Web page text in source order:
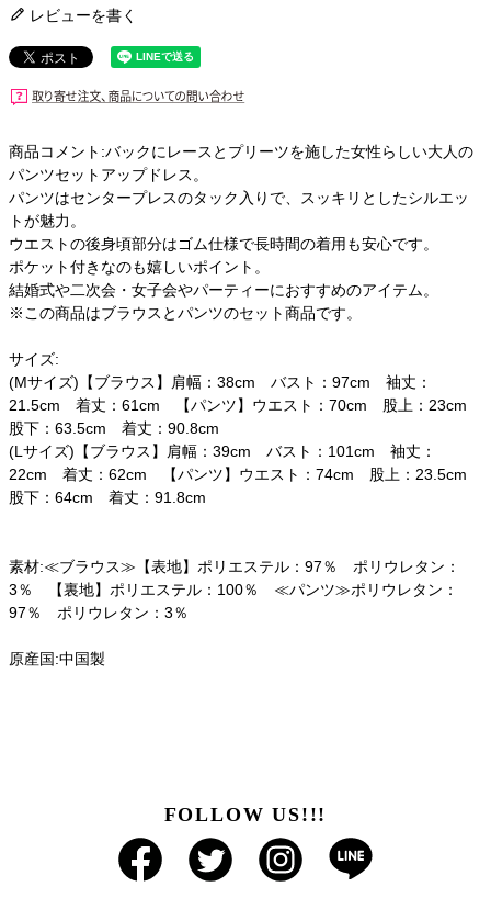
レビューを書く
商品コメント:バックにレースとプリーツを施した女性らしい大人の
パンツセットアップドレス。
パンツはセンタープレスのタック入りで、スッキリとしたシルエッ
トが魅力。
ウエストの後身頃部分はゴム仕様で長時間の着用も安心です。
ポケット付きなのも嬉しいポイント。
結婚式や二次会・女子会やパーティーにおすすめのアイテム。
※この商品はブラウスとパンツのセット商品です。
サイズ:
(Mサイズ)【ブラウス】肩幅：38cm バスト：97cm 袖丈：
21.5cm 着丈：61cm 【パンツ】ウエスト：70cm 股上：23cm
股下：63.5cm 着丈：90.8cm
(Lサイズ)【ブラウス】肩幅：39cm バスト：101cm 袖丈：
22cm 着丈：62cm 【パンツ】ウエスト：74cm 股上：23.5cm
股下：64cm 着丈：91.8cm
素材:≪ブラウス≫【表地】ポリエステル：97％ ポリウレタン：
3％ 【裏地】ポリエステル：100％ ≪パンツ≫ポリウレタン：
97％ ポリウレタン：3％
原産国:中国製
FOLLOW US!!!